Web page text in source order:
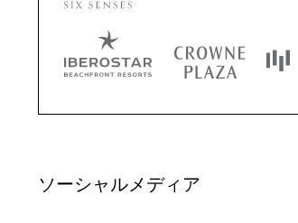
ソーシャルメディア